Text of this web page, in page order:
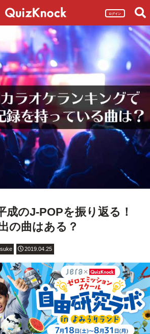
ログイン
成のJ-POPを振り返る！
の曲はある？
2019.04.25